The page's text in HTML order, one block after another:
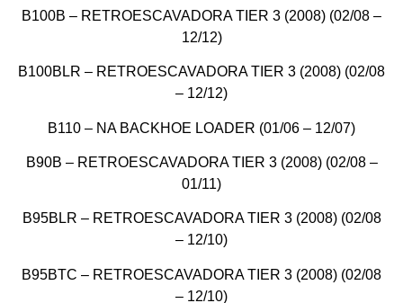
B100B – RETROESCAVADORA TIER 3 (2008) (02/08 –
12/12)
B100BLR – RETROESCAVADORA TIER 3 (2008) (02/08
– 12/12)
B110 – NA BACKHOE LOADER (01/06 – 12/07)
B90B – RETROESCAVADORA TIER 3 (2008) (02/08 –
01/11)
B95BLR – RETROESCAVADORA TIER 3 (2008) (02/08
– 12/10)
B95BTC – RETROESCAVADORA TIER 3 (2008) (02/08
– 12/10)